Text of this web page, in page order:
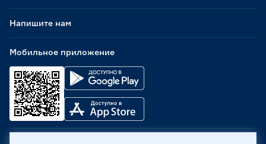
Мобильное приложение
Напишите нам